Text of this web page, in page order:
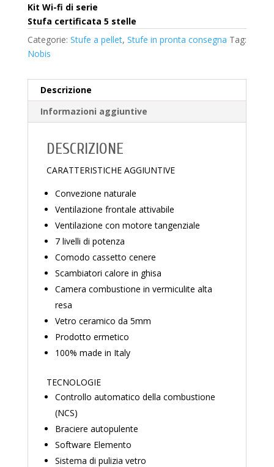
Kit Wi-fi di serie
Stufa certificata 5 stelle
Categorie: Stufe a pellet, Stufe in pronta consegna Tag:
Nobis
Descrizione
Informazioni aggiuntive
DESCRIZIONE
CARATTERISTICHE AGGIUNTIVE
Convezione naturale
Ventilazione frontale attivabile
Ventilazione con motore tangenziale
7 livelli di potenza
Comodo cassetto cenere
Scambiatori calore in ghisa
Camera combustione in vermiculite alta
resa
Vetro ceramico da 5mm
Prodotto ermetico
100% made in Italy
TECNOLOGIE
Controllo automatico della combustione
(NCS)
Braciere autopulente
Software Elemento
Sistema di pulizia vetro